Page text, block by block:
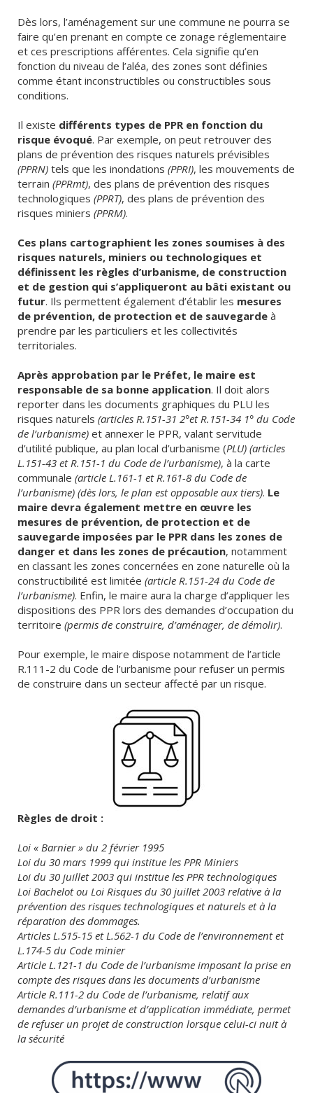
Dès lors, l’aménagement sur une commune ne pourra se
faire qu’en prenant en compte ce zonage réglementaire
et ces prescriptions afférentes. Cela signifie qu’en
fonction du niveau de l’aléa, des zones sont définies
comme étant inconstructibles ou constructibles sous
conditions.
Il existe différents types de PPR en fonction du
risque évoqué. Par exemple, on peut retrouver des
plans de prévention des risques naturels prévisibles
(PPRN) tels que les inondations (PPRI), les mouvements de
terrain (PPRmt), des plans de prévention des risques
technologiques (PPRT), des plans de prévention des
risques miniers (PPRM).
Ces plans cartographient les zones soumises à des
risques naturels, miniers ou technologiques et
définissent les règles d’urbanisme, de construction
et de gestion qui s’appliqueront au bâti existant ou
futur. Ils permettent également d’établir les mesures
de prévention, de protection et de sauvegarde à
prendre par les particuliers et les collectivités
territoriales.
Après approbation par le Préfet, le maire est
responsable de sa bonne application. Il doit alors
reporter dans les documents graphiques du PLU les
risques naturels (articles R.151-31 2°et R.151-34 1° du Code
de l’urbanisme) et annexer le PPR, valant servitude
d’utilité publique, au plan local d’urbanisme (PLU) (articles
L.151-43 et R.151-1 du Code de l’urbanisme), à la carte
communale (article L.161-1 et R.161-8 du Code de
l’urbanisme) (dès lors, le plan est opposable aux tiers). Le
maire devra également mettre en œuvre les
mesures de prévention, de protection et de
sauvegarde imposées par le PPR dans les zones de
danger et dans les zones de précaution, notamment
en classant les zones concernées en zone naturelle où la
constructibilité est limitée (article R.151-24 du Code de
l’urbanisme). Enfin, le maire aura la charge d’appliquer les
dispositions des PPR lors des demandes d’occupation du
territoire (permis de construire, d’aménager, de démolir).
Pour exemple, le maire dispose notamment de l’article
R.111-2 du Code de l’urbanisme pour refuser un permis
de construire dans un secteur affecté par un risque.
Règles de droit :
Loi « Barnier » du 2 février 1995
Loi du 30 mars 1999 qui institue les PPR Miniers
Loi du 30 juillet 2003 qui institue les PPR technologiques
Loi Bachelot ou Loi Risques du 30 juillet 2003 relative à la
prévention des risques technologiques et naturels et à la
réparation des dommages.
Articles L.515-15 et L.562-1 du Code de l’environnement et
L.174-5 du Code minier
Article L.121-1 du Code de l’urbanisme imposant la prise en
compte des risques dans les documents d’urbanisme
Article R.111-2 du Code de l’urbanisme, relatif aux
demandes d’urbanisme et d’application immédiate, permet
de refuser un projet de construction lorsque celui-ci nuit à
la sécurité